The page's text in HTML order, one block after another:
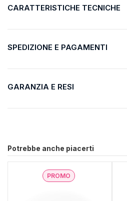
CARATTERISTICHE TECNICHE
SPEDIZIONE E PAGAMENTI
GARANZIA E RESI
Potrebbe anche piacerti
PROMO